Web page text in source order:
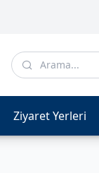
Ziyaret Yerleri